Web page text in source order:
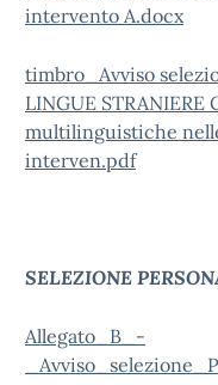
intervento A.docx
timbro_Avviso
LINGUE STRANIERE
multilinguistiche
interven.pdf
SELEZIONE
Allegato_B_-